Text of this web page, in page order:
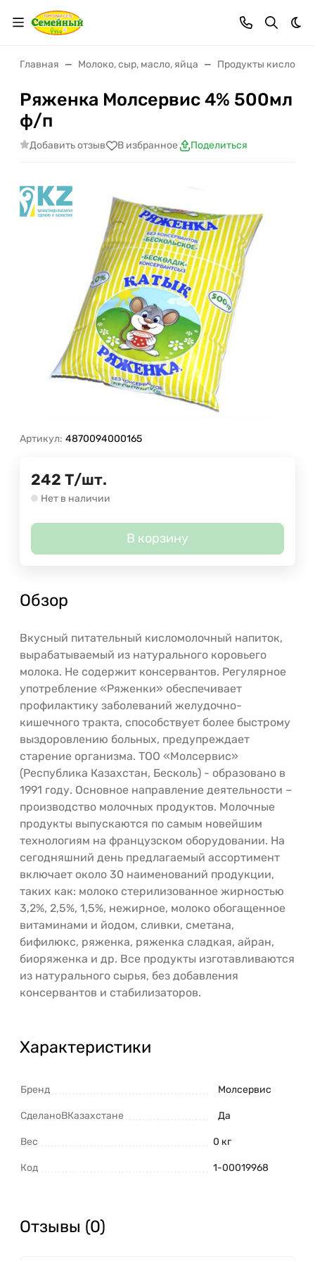
Главная Молоко, сыр, масло, яйца Продукты
Ряженка Молсервис 4% 500мл
ф/п
Добавить отзыв В избранное Поделиться
Артикул: 4870094000165
242 Т/шт.
Нет в наличии
В корзину
Обзор
Вкусный питательный кисломолочный напиток,
вырабатываемый из натурального коровьего
молока. Не содержит консервантов. Регулярное
употребление «Ряженки» обеспечивает
профилактику заболеваний желудочно-
кишечного тракта, способствует более быстрому
выздоровлению больных, предупреждает
старение организма. ТОО «Молсервис»
(Республика Казахстан, Бесколь) - образовано в
1991 году. Основное направление деятельности –
производство молочных продуктов. Молочные
продукты выпускаются по самым новейшим
технологиям на французском оборудовании. На
сегодняшний день предлагаемый ассортимент
включает около 30 наименований продукции,
таких как: молоко стерилизованное жирностью
3,2%, 2,5%, 1,5%, нежирное, молоко обогащенное
витаминами и йодом, сливки, сметана,
бифилюкс, ряженка, ряженка сладкая, айран,
биоряженка и др. Все продукты изготавливаются
из натурального сырья, без добавления
консервантов и стабилизаторов.
Характеристики
Бренд Молсервис
СделаноВКазахстане Да
Вес 0 кг
Код 1-00019968
Отзывы (0)